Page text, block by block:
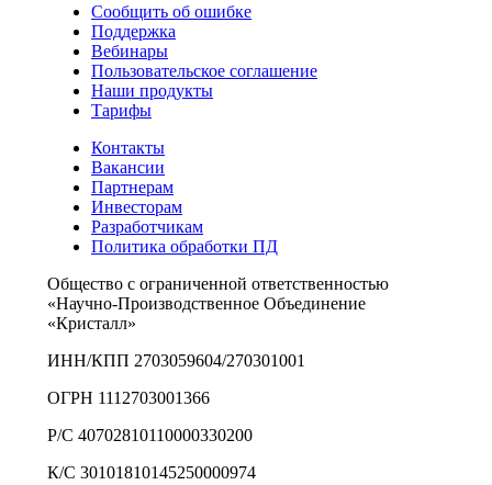
Сообщить об ошибке
Поддержка
Вебинары
Пользовательское соглашение
Наши продукты
Тарифы
Контакты
Вакансии
Партнерам
Инвесторам
Разработчикам
Политика обработки ПД
Общество с ограниченной ответственностью
«Научно-Производственное Объединение
«Кристалл»
ИНН/КПП 2703059604/270301001
ОГРН 1112703001366
Р/С 40702810110000330200
К/С 30101810145250000974